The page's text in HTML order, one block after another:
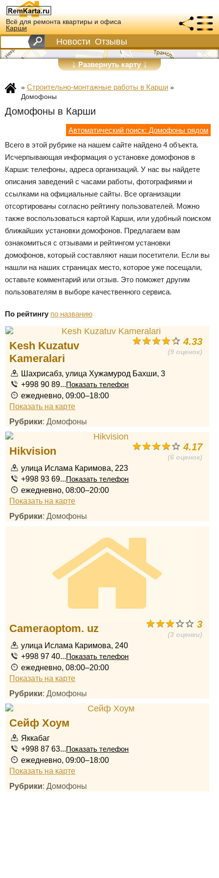
Всё для ремонта квартиры и офиса
Карши
Новости Отзывы
↓Развернуть карту↓
» Строительно-монтажные работы в Карши »
Домофоны
Домофоны в Карши
Автоматический поиск: Домофоны рядом
Всего в этой рубрике на нашем сайте найдено 4 объекта.
Исчерпывающая информация о установке домофонов в
Карши: телефоны, адреса организаций. У нас вы найдете
описания заведений с часами работы, фотографиями и
ссылками на официальные сайты. Все организации
отсортированы согласно рейтингу пользователей. Можно
также воспользоваться картой Карши, или удобный поиском
ближайших установки домофонов. Предлагаем вам
ознакомиться с отзывами и рейтингом установки
домофонов, который составляют наши посетители. Если вы
нашли на наших страницах место, которое уже посещали,
оставьте комментарий или отзыв. Это поможет другим
пользователям в выборе качественного сервиса.
По рейтингу по названию
4.33
(9 оценок)
Kesh Kuzatuv
Kameralari
Шахрисабз, улица Хужамурод Бахши, 3
+998 90 89...Показать телефон
ежедневно, 09:00–18:00
Показать на карте
Рубрики: Домофоны
4.17
(6 оценок)
Hikvision
улица Ислама Каримова, 223
+998 93 69...Показать телефон
ежедневно, 08:00–20:00
Показать на карте
Рубрики: Домофоны
3
(3 оценки)
Cameraoptom. uz
улица Ислама Каримова, 240
+998 97 40...Показать телефон
ежедневно, 08:00–20:00
Показать на карте
Рубрики: Домофоны
Сейф Хоум
Яккабаг
+998 87 63...Показать телефон
ежедневно, 09:00–18:00
Показать на карте
Рубрики: Домофоны